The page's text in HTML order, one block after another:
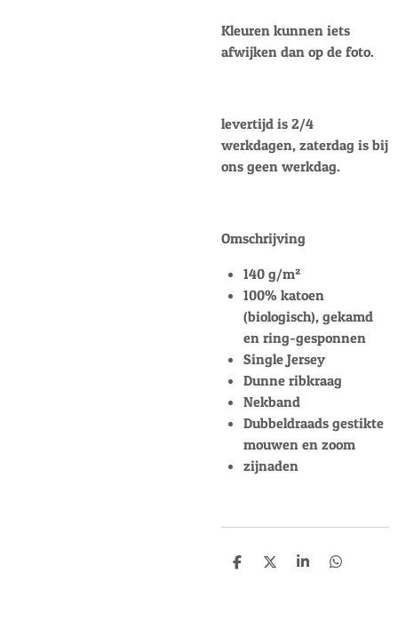
Kleuren kunnen iets
afwijken dan op de foto.
levertijd is 2/4
werkdagen, zaterdag is bij
ons geen werkdag.
Omschrijving
140 g/m²
100% katoen
(biologisch), gekamd
en ring-gesponnen
Single Jersey
Dunne ribkraag
Nekband
Dubbeldraads gestikte
mouwen en zoom
zijnaden
D
D
S
D